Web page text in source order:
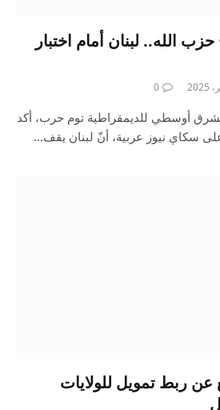
الله.. لبنان أمام اختبار
0
أوسطي للديمقراطية توم حرب، أكد
سكاي نيوز عربية، أنّ لبنان يقف…
عن ربط تمويل للولايات